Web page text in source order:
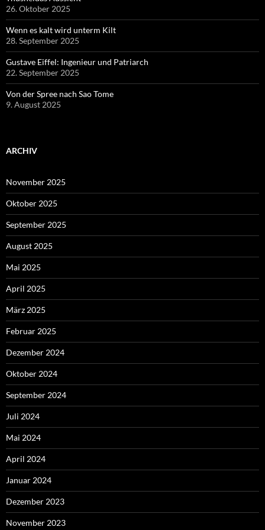
26. Oktober 2025
Wenn es kalt wird unterm Kilt
28. September 2025
Gustave Eiffel: Ingenieur und Patriarch
22. September 2025
Von der Spree nach Sao Tome
9. August 2025
ARCHIV
November 2025
Oktober 2025
September 2025
August 2025
Mai 2025
April 2025
März 2025
Februar 2025
Dezember 2024
Oktober 2024
September 2024
Juli 2024
Mai 2024
April 2024
Januar 2024
Dezember 2023
November 2023